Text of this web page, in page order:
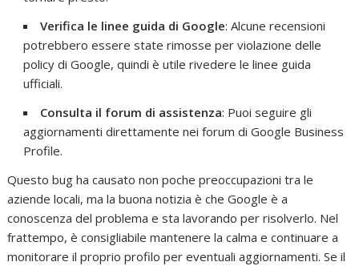
Verifica le linee guida di Google: Alcune recensioni
potrebbero essere state rimosse per violazione delle
policy di Google, quindi è utile rivedere le linee guida
ufficiali.
Consulta il forum di assistenza: Puoi seguire gli
aggiornamenti direttamente nei forum di Google Business
Profile.
Questo bug ha causato non poche preoccupazioni tra le
aziende locali, ma la buona notizia è che Google è a
conoscenza del problema e sta lavorando per risolverlo. Nel
frattempo, è consigliabile mantenere la calma e continuare a
monitorare il proprio profilo per eventuali aggiornamenti. Se il